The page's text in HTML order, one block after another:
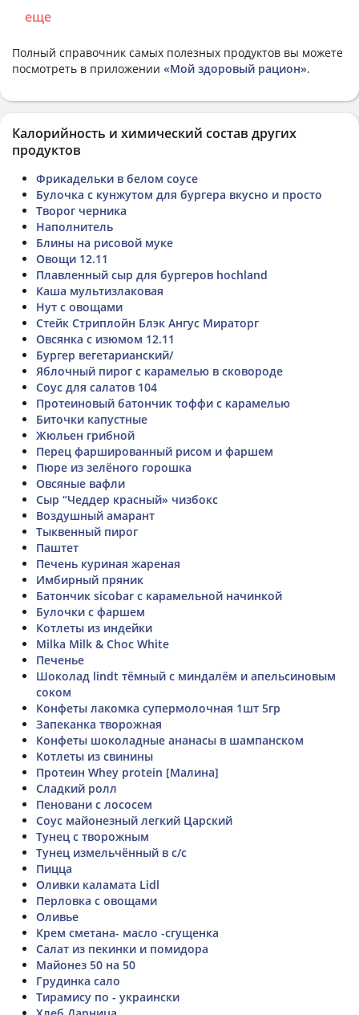
еще
Полный справочник самых полезных продуктов вы можете
посмотреть в приложении «Мой здоровый рацион».
Калорийность и химический состав других
продуктов
Фрикадельки в белом соусе
Булочка с кунжутом для бургера вкусно и просто
Творог черника
Наполнитель
Блины на рисовой муке
Овощи 12.11
Плавленный сыр для бургеров hochland
Каша мультизлаковая
Нут с овощами
Стейк Стриплойн Блэк Ангус Мираторг
Овсянка с изюмом 12.11
Бургер вегетарианский/
Яблочный пирог с карамелью в сковороде
Соус для салатов 104
Протеиновый батончик тоффи с карамелью
Биточки капустные
Жюльен грибной
Перец фаршированный рисом и фаршем
Пюре из зелёного горошка
Овсяные вафли
Сыр “Чеддер красный» чизбокс
Воздушный амарант
Тыквенный пирог
Паштет
Печень куриная жареная
Имбирный пряник
Батончик sicobar с карамельной начинкой
Булочки с фаршем
Котлеты из индейки
Milka Milk & Choc White
Печенье
Шоколад lindt тёмный с миндалём и апельсиновым
соком
Конфеты лакомка супермолочная 1шт 5гр
Запеканка творожная
Конфеты шоколадные ананасы в шампанском
Котлеты из свинины
Протеин Whey protein [Малина]
Сладкий ролл
Пеновани с лососем
Соус майонезный легкий Царский
Тунец с творожным
Тунец измельчённый в с/с
Пицца
Оливки каламата Lidl
Перловка с овощами
Оливье
Крем сметана- масло -сгущенка
Салат из пекинки и помидора
Майонез 50 на 50
Грудинка сало
Тирамису по - украински